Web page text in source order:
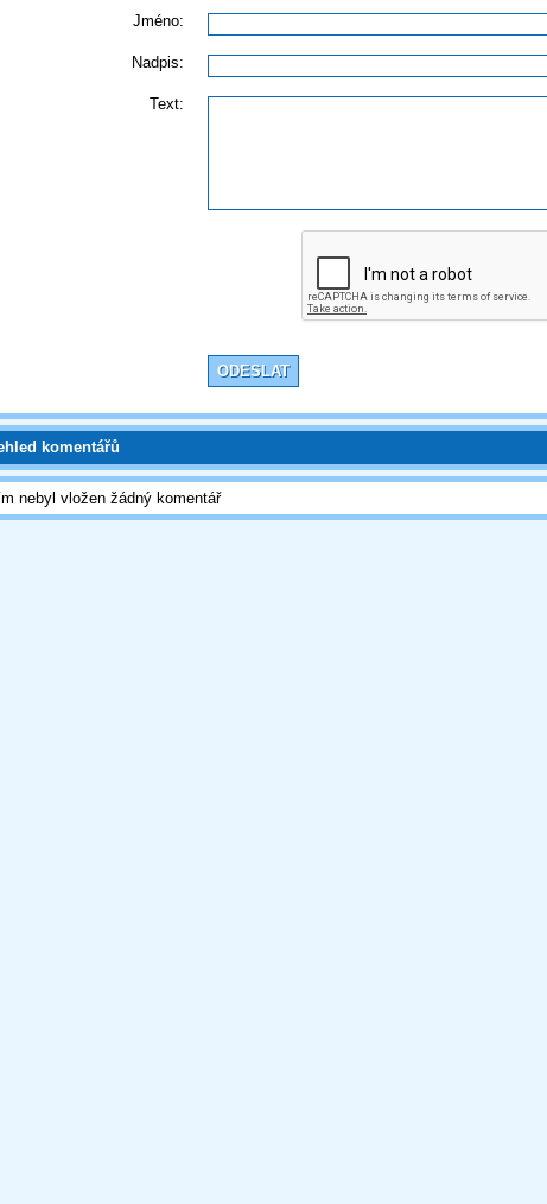
Jméno:
Nadpis:
Text:
komentářů
nebyl vložen žádný komentář